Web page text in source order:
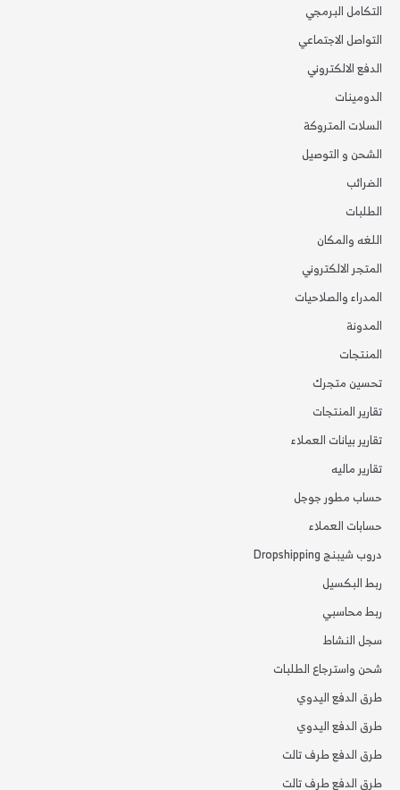
التكامل البرمجي
التواصل الاجتماعي
الدفع الالكتروني
الدومينات
السلات المتروكة
الشحن و التوصيل
الضرائب
الطلبات
اللغه والمكان
المتجر الالكتروني
المدراء والصلاحيات
المدونة
المنتجات
تحسين متجرك
تقارير المنتجات
تقارير بيانات العملاء
تقارير ماليه
حساب مطور جوجل
حسابات العملاء
دروب شيبنج Dropshipping
ربط البكسيل
ربط محاسبي
سجل النشاط
شحن واسترجاع الطلبات
طرق الدفع اليدوي
طرق الدفع اليدوي
طرق الدفع طرف تالت
طرق الدفع طرف تالت